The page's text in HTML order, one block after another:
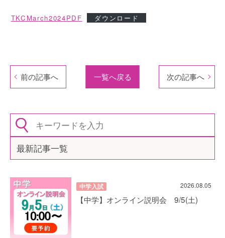
TKCMarch2024PDF ダウンロード
前の記事へ 一覧へ戻る 次の記事へ
最新記事一覧
中学入試 2026.08.05
【中学】オンライン説明会 9/5(土)